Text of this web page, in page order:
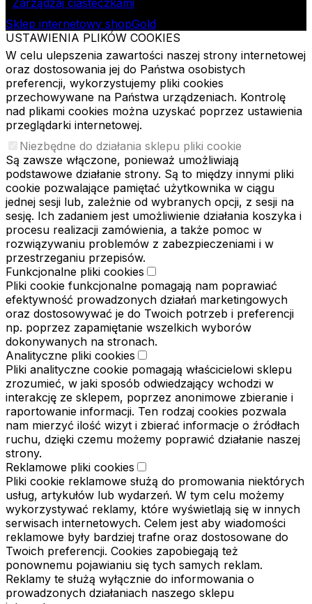
Zarządzaj ciasteczkami
Sklep internetowy shopGold
USTAWIENIA PLIKÓW COOKIES
W celu ulepszenia zawartości naszej strony internetowej
oraz dostosowania jej do Państwa osobistych
preferencji, wykorzystujemy pliki cookies
przechowywane na Państwa urządzeniach. Kontrolę
nad plikami cookies można uzyskać poprzez ustawienia
przeglądarki internetowej.
Niezbędne do działania sklepu pliki cookie
Są zawsze włączone, ponieważ umożliwiają
podstawowe działanie strony. Są to między innymi pliki
cookie pozwalające pamiętać użytkownika w ciągu
jednej sesji lub, zależnie od wybranych opcji, z sesji na
sesję. Ich zadaniem jest umożliwienie działania koszyka i
procesu realizacji zamówienia, a także pomoc w
rozwiązywaniu problemów z zabezpieczeniami i w
przestrzeganiu przepisów.
Funkcjonalne pliki cookies
Pliki cookie funkcjonalne pomagają nam poprawiać
efektywność prowadzonych działań marketingowych
oraz dostosowywać je do Twoich potrzeb i preferencji
np. poprzez zapamiętanie wszelkich wyborów
dokonywanych na stronach.
Analityczne pliki cookies
Pliki analityczne cookie pomagają właścicielowi sklepu
zrozumieć, w jaki sposób odwiedzający wchodzi w
interakcję ze sklepem, poprzez anonimowe zbieranie i
raportowanie informacji. Ten rodzaj cookies pozwala
nam mierzyć ilość wizyt i zbierać informacje o źródłach
ruchu, dzięki czemu możemy poprawić działanie naszej
strony.
Reklamowe pliki cookies
Pliki cookie reklamowe służą do promowania niektórych
usług, artykułów lub wydarzeń. W tym celu możemy
wykorzystywać reklamy, które wyświetlają się w innych
serwisach internetowych. Celem jest aby wiadomości
reklamowe były bardziej trafne oraz dostosowane do
Twoich preferencji. Cookies zapobiegają też
ponownemu pojawianiu się tych samych reklam.
Reklamy te służą wyłącznie do informowania o
prowadzonych działaniach naszego sklepu